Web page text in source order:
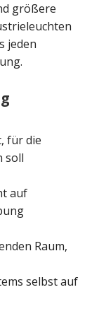
größere
jeden
für die
soll
auf
Raum,
selbst auf